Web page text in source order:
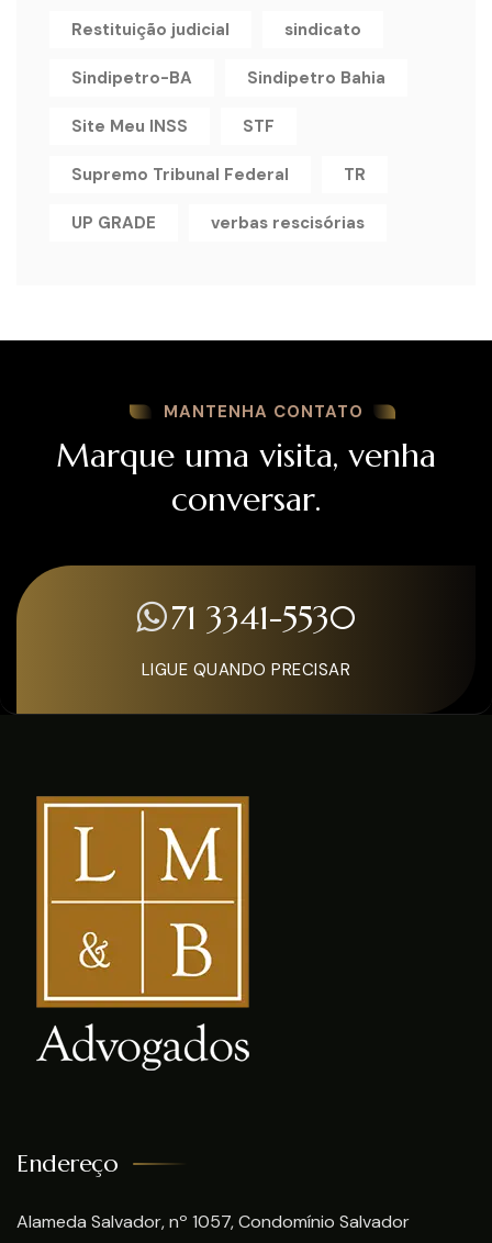
Restituição judicial sindicato
Sindipetro-BA Sindipetro Bahia
Site Meu INSS STF
Supremo Tribunal Federal TR
UP GRADE verbas rescisórias
MANTENHA CONTATO
Marque uma visita, venha
conversar.
71 3341-5530
LIGUE QUANDO PRECISAR
Endereço
Alameda Salvador, nº 1057, Condomínio Salvador